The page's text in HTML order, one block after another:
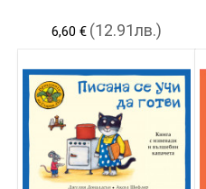
6,60 € (12.91лв.)